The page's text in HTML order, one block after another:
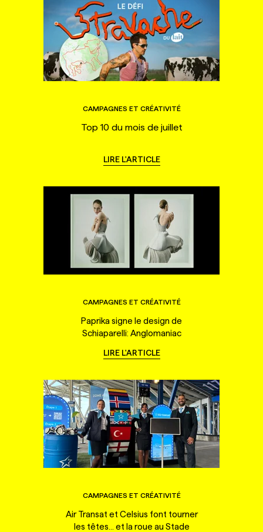
CAMPAGNES ET CRÉATIVITÉ
Top 10 du mois de juillet
LIRE L'ARTICLE
CAMPAGNES ET CRÉATIVITÉ
Paprika signe le design de
Schiaparelli: Anglomaniac
LIRE L'ARTICLE
CAMPAGNES ET CRÉATIVITÉ
Air Transat et Celsius font tourner
les têtes... et la roue au Stade